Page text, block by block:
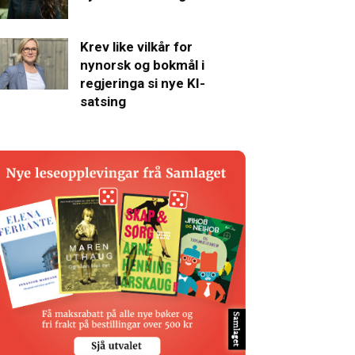
Krev like vilkår for
nynorsk og bokmål i
regjeringa si nye KI-
satsing